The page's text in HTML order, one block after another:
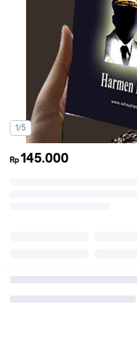
1/5
Rp145.000